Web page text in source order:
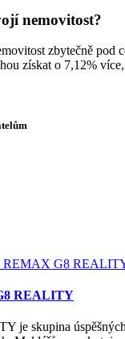
nemovitost?
zbytečně pod
získat o 7,12%
REALITY
je skupina